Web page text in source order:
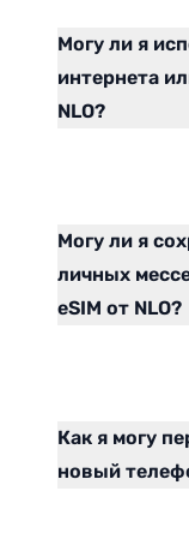
Могу ли я
интернета
NLO?
Могу ли я
личных
eSIM от NLO?
Как я могу
новый